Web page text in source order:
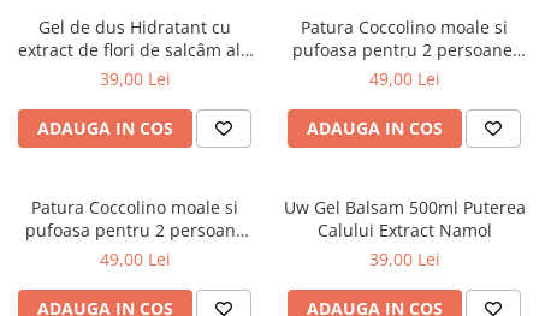
Gel de dus Hidratant cu
extract de flori de salcâm alb
organic Cosmeplant, 1000 ml
39,00 Lei
ADAUGA IN COS
Patura Coccolino moale si
pufoasa pentru 2 persoane,
200X230 cm, Verde
49,00 Lei
ADAUGA IN COS
Patura Coccolino moale si
pufoasa pentru 2 persoane
200X230 cm Bej
49,00 Lei
ADAUGA IN COS
Uw Gel Balsam 500ml Puterea
Calului Extract Namol
39,00 Lei
ADAUGA IN COS